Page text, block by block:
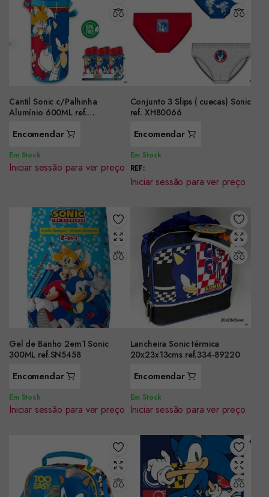
Cantil Sonic c/Palhinha
Alumínio 600ML ref.
Encomendar
Em Stock
Iniciar sessão para ver preço
Conjunto 3 Slips ( cuecas) Sonic
ref. XH80066
Encomendar
Em Stock
REF:
Iniciar sessão para ver preço
Gel de Banho 2em1 Sonic
300ML ref.SN5458
Encomendar
Em Stock
Iniciar sessão para ver preço
Lancheira Sonic térmica
20x23x13cms ref.334-89220
Encomendar
Em Stock
Iniciar sessão para ver preço